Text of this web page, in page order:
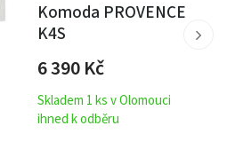
Komoda PROVENCE
K4S
6 390Kč
Skladem 1 ks v Olomouci
ihned k odběru